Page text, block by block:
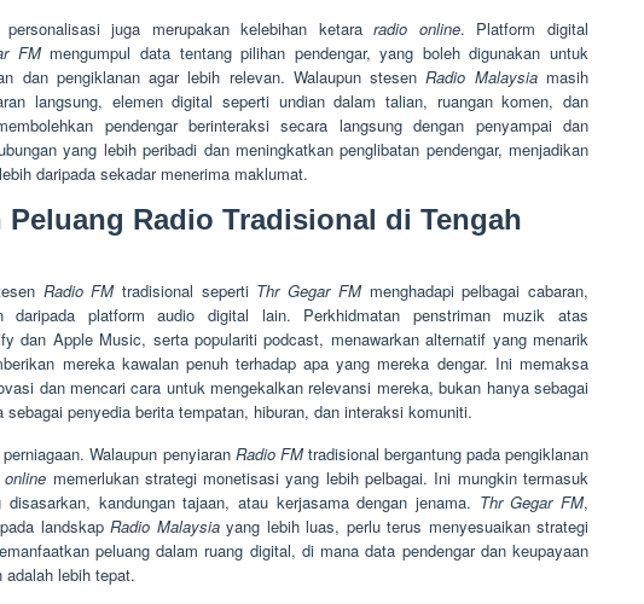
juga merupakan kelebihan ketararadio online. Platform digital
FMmengumpul data tentang pilihan pendengar, yang boleh digunakan untuk
dan pengiklanan agar lebih relevan. Walaupun stesenRadio Malaysiamasih
langsung, elemen digital seperti undian dalam talian, ruangan komen, dan
pendengar berinteraksi secara langsung dengan penyampai dan
yang lebih peribadi dan meningkatkan penglibatan pendengar, menjadikan
daripada sekadar menerima maklumat.
Peluang Radio Tradisional di Tengah
Radio FMtradisional seperti Thr Gegar FMmenghadapi pelbagai cabaran,
daripada platform audio digital lain. Perkhidmatan penstriman muzik atas
dan Apple Music, serta populariti podcast, menawarkan alternatif yang menarik
mereka kawalan penuh terhadap apa yang mereka dengar. Ini memaksa
dan mencari cara untuk mengekalkan relevansi mereka, bukan hanya sebagai
penyedia berita tempatan, hiburan, dan interaksi komuniti.
Walaupun penyiaran Radio FMtradisional bergantung pada pengiklanan
memerlukan strategi monetisasi yang lebih pelbagai. Ini mungkin termasuk
kandungan tajaan, atau kerjasama dengan jenama. Thr Gegar FM,
landskap Radio Malaysiayang lebih luas, perlu terus menyesuaikan strategi
peluang dalam ruang digital, di mana data pendengar dan keupayaan
lebih tepat.